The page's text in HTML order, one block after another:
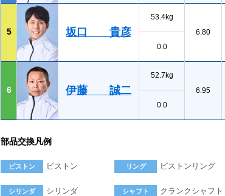
5 坂口 貴彦
53.4kg
6.80
0.0
6 伊藤 誠二
52.7kg
6.95
0.0
部品交換凡例
ピストン ピストン リング ピストンリング
シリンダ シリンダ シャフト クランクシャフト